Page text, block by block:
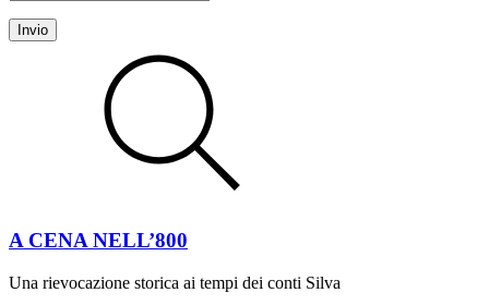
Invio
A CENA NELL’800
Una rievocazione storica ai tempi dei conti Silva